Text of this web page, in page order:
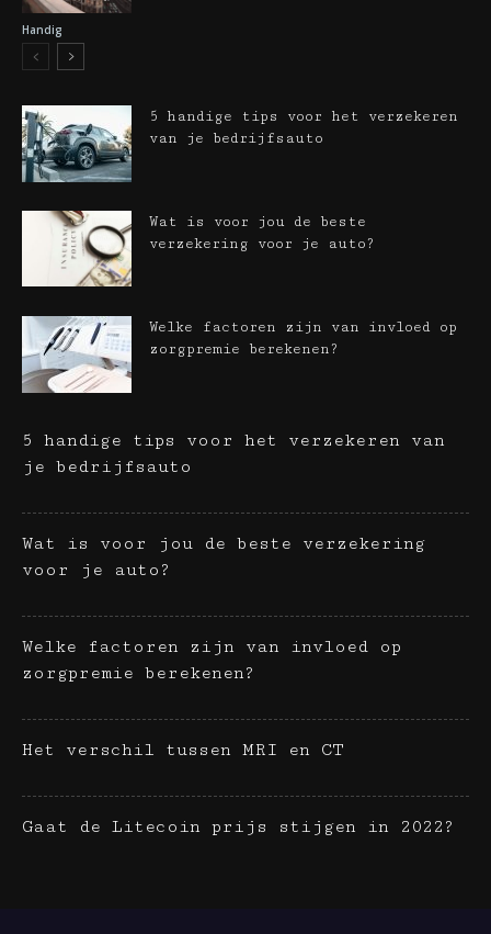
Handig
5 handige tips voor het verzekeren
van je bedrijfsauto
Wat is voor jou de beste
verzekering voor je auto?
Welke factoren zijn van invloed op
zorgpremie berekenen?
5 handige tips voor het verzekeren van
je bedrijfsauto
Wat is voor jou de beste verzekering
voor je auto?
Welke factoren zijn van invloed op
zorgpremie berekenen?
Het verschil tussen MRI en CT
Gaat de Litecoin prijs stijgen in 2022?